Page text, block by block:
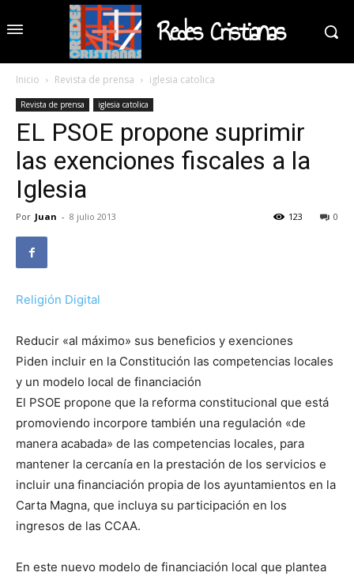
Redes Cristianas
Inicio Revista de prensa iglesia catolica
Revista de prensa iglesia catolica
EL PSOE propone suprimir
las exenciones fiscales a la
Iglesia
Por Juan - 8 julio 2013 0
123
Religión Digital
Reducir «al máximo» sus beneficios y exenciones
Piden incluir en la Constitución las competencias locales
y un modelo local de financiación
El PSOE propone que la reforma constitucional que está
promoviendo incorpore también una regulación «de
manera acabada» de las competencias locales, para
mantener la cercanía en la prestación de los servicios e
incluir una financiación propia de los ayuntamientos en la
Carta Magna, que incluya su participación en los
ingresos de las CCAA.
En este nuevo modelo de financiación local que plantea